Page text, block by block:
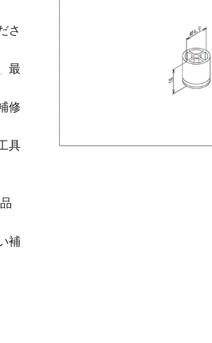
さ
最
修
具
補